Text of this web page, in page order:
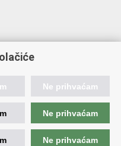
i vještačenja "Ivan
Ne prihvaćam
Ne prihvaćam
Ne prihvaćam